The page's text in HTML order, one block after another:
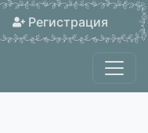
Регистрация